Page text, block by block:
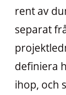
rent av
separat
definiera
ihop, och